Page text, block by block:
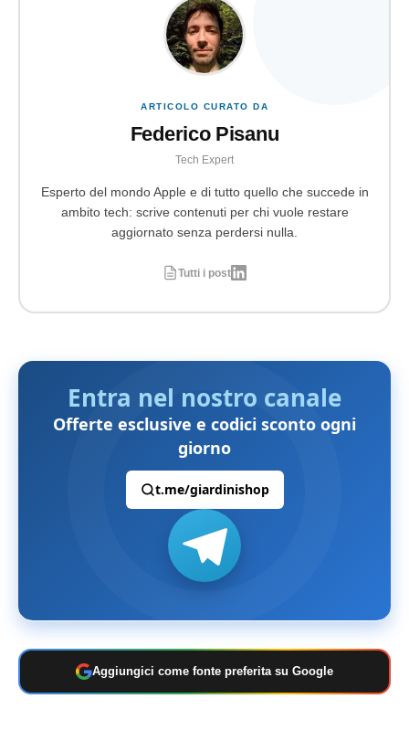
ARTICOLO CURATO DA
Federico Pisanu
Tech Expert
Esperto del mondo Apple e di tutto quello che succede in
ambito tech: scrive contenuti per chi vuole restare
aggiornato senza perdersi nulla.
Tutti i post
Entra nel nostro canale
Offerte esclusive e codici sconto ogni
giorno
t.me/giardinishop
Aggiungici come fonte preferita su Google